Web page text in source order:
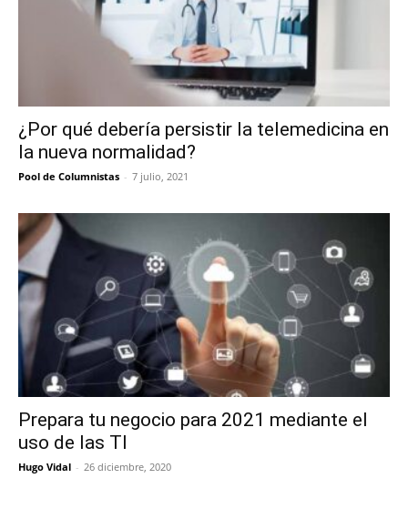
¿Por qué debería persistir la telemedicina en
la nueva normalidad?
Pool de Columnistas - 7 julio, 2021
Prepara tu negocio para 2021 mediante el
uso de las TI
Hugo Vidal - 26 diciembre, 2020